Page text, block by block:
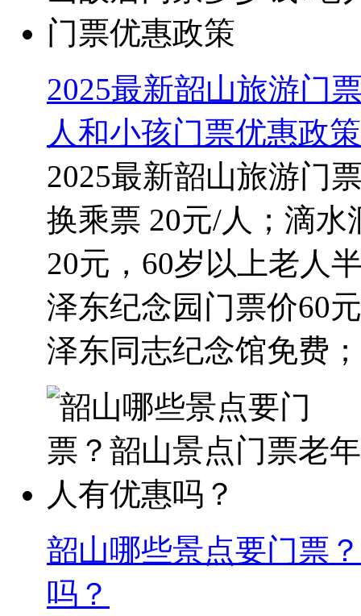
2025最新韶山旅游门
人和小孩门票优惠政策
2025最新韶山旅游门
换乘票 20元/人；滴
20元，60岁以上老人
泽东纪念园门票价60
泽东同志纪念馆免费
韶山哪些景点要门票
吗？